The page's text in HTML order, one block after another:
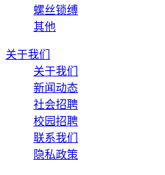
螺丝锁缚
其他
关于我们
关于我们
新闻动态
社会招聘
校园招聘
联系我们
隐私政策